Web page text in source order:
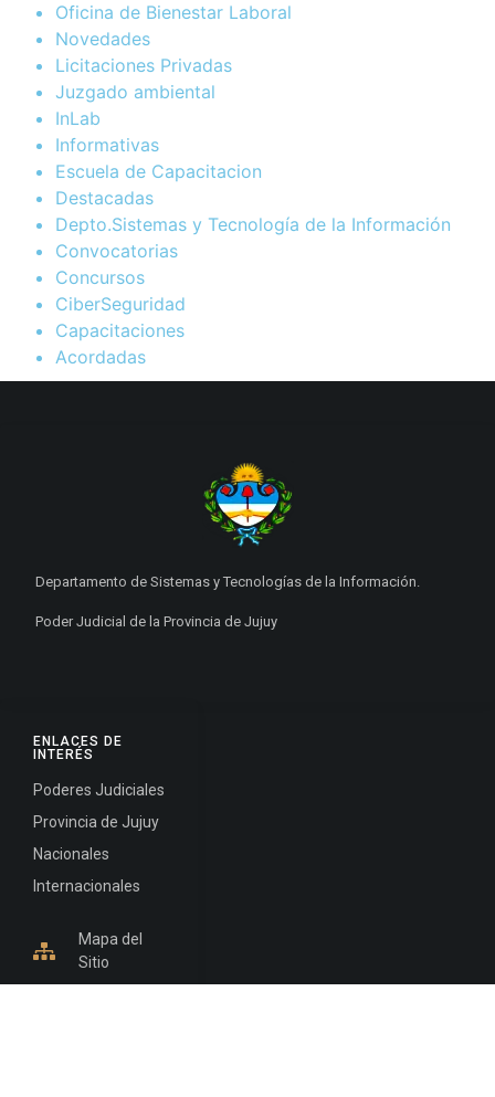
Oficina de Bienestar Laboral
Novedades
Licitaciones Privadas
Juzgado ambiental
InLab
Informativas
Escuela de Capacitacion
Destacadas
Depto.Sistemas y Tecnología de la Información
Convocatorias
Concursos
CiberSeguridad
Capacitaciones
Acordadas
ENLACES DE
INTERÉS
Poderes Judiciales
Provincia de Jujuy
Nacionales
Internacionales
Mapa del
Sitio
Departamento de Sistemas y Tecnologías de la Información.
Poder Judicial de la Provincia de Jujuy